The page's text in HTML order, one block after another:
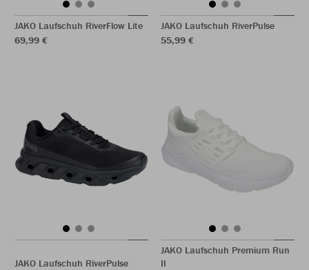
JAKO Laufschuh RiverFlow Lite
69,99 €
JAKO Laufschuh RiverPulse
55,99 €
JAKO Laufschuh RiverPulse
JAKO Laufschuh Premium Run
II